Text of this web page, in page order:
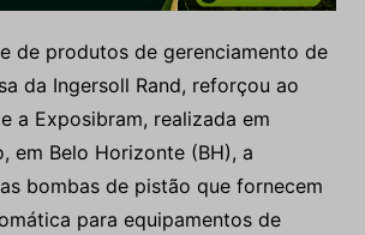
de produtos de gerenciamento de
da Ingersoll Rand, reforçou ao
a Exposibram, realizada em
em Belo Horizonte (BH), a
bombas de pistão que fornecem
para equipamentos de